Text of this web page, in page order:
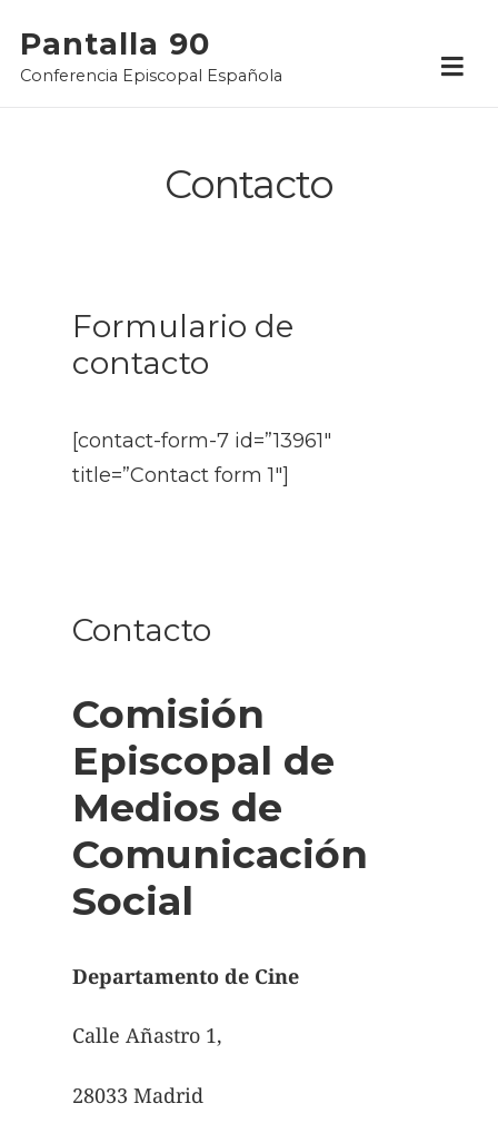
content
Pantalla 90
Conferencia Episcopal Española
Contacto
Formulario de
contacto
[contact-form-7 id=”13961″
title=”Contact form 1″]
Contacto
Comisión
Episcopal de
Medios de
Comunicación
Social
Departamento de Cine
Calle Añastro 1,
28033 Madrid